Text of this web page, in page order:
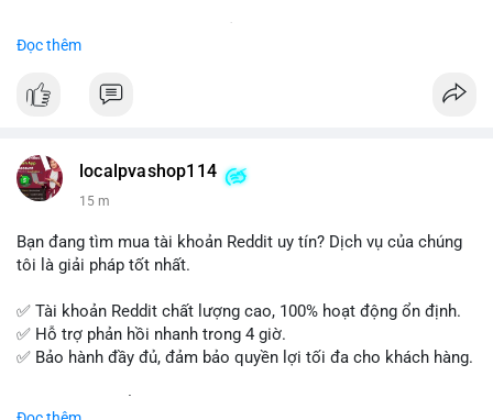
gồm tài liệu toàn diện, câu hỏi thực hành, bài thi thử sát thực
Đăng ký ngay hôm nay để nâng cao năng lực và mở rộng cơ
Đọc thêm
localpvashop114
15 m
Bạn đang tìm mua tài khoản Reddit uy tín? Dịch vụ của chúng
tôi là giải pháp tốt nhất.
✅ Tài khoản Reddit chất lượng cao, 100% hoạt động ổn định.
✅ Hỗ trợ phản hồi nhanh trong 4 giờ.
✅ Bảo hành đầy đủ, đảm bảo quyền lợi tối đa cho khách hàng.